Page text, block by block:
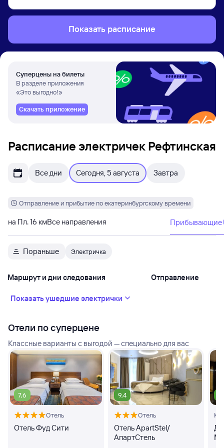
Показать расписание
Суперцены на билеты
В разделе приложения
«Это выгодно!»
Скачать приложение
Расписание электричек Рефтинская
Все дни Сегодня, 5 августа Завтра
Отправление и прибытие по екатеринбургскому времени
на Пл. 16 кмВсе направления Прибывающие
Пораньше Электричка
Маршрут и дни следования Отправление
Показать ушедшие электрички
Отели по суперцене
Классные варианты с выгодой — специально для вас
7,6
Отель
Отель Фуд Сити
9,4
Отель
Отель ApartStel/
АпартСтель